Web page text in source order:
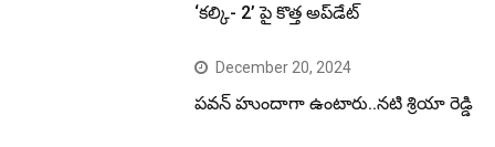
‘కల్కి- 2’ పై కొత్త అప్‌డేట్
December 20, 2024
పవన్ హుందాగా ఉంటారు..నటి శ్రియా రెడ్డి